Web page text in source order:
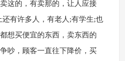
这的，有卖那的，让人应接
有许多人，有老人;有学生;也
想买便宜的东西，卖东西的
吵，顾客一直往下降价，买